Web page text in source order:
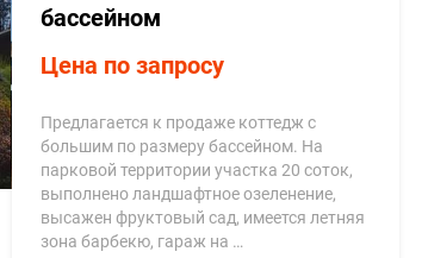
бассейном
Цена по запросу
Предлагается к продаже коттедж с
большим по размеру бассейном. На
парковой территории участка 20 соток,
выполнено ландшафтное озеленение,
высажен фруктовый сад, имеется летняя
зона барбекю, гараж на …